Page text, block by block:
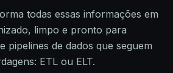
todas essas informações em
limpo e pronto para
pipelines de dados que seguem
ETL ou ELT.